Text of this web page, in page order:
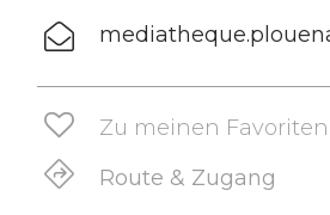
Zu meinen Favoriten
Route & Zugang